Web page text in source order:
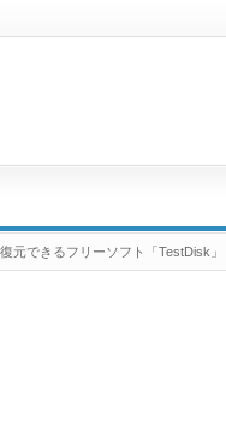
元できるフリーソフト「TestDisk」